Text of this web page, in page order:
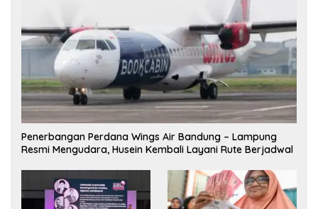
Penerbangan Perdana Wings Air Bandung – Lampung
Resmi Mengudara, Husein Kembali Layani Rute Berjadwal